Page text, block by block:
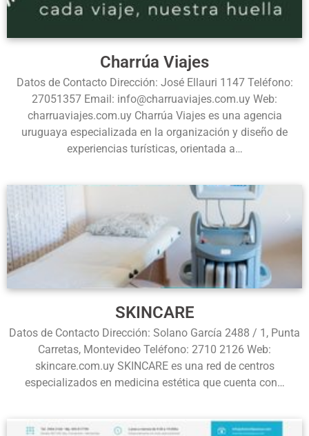
Charrúa Viajes
Datos de Contacto Dirección: José Ellauri 1147 Teléfono:
27051357 Email: info@charruaviajes.com.uy Web:
charruaviajes.com.uy Charrúa Viajes es una agencia
uruguaya especializada en la organización y diseño de
experiencias turísticas, orientada a…
SKINCARE
Datos de Contacto Dirección: Solano García 2488 / 1, Punta
Carretas, Montevideo Teléfono: 2710 2126 Web:
skincare.com.uy SKINCARE es una red de centros
especializados en medicina estética que cuenta con…